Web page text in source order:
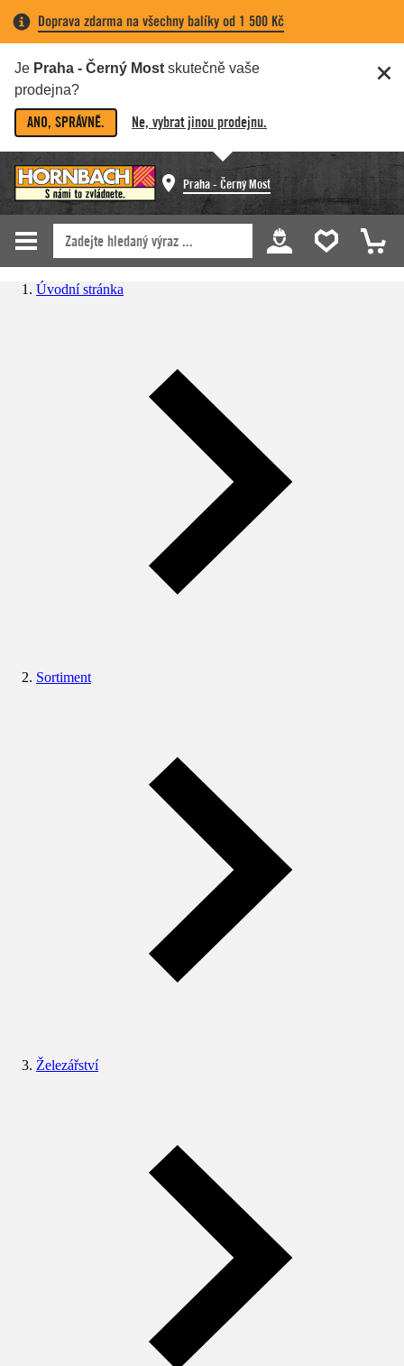
Doprava zdarma na všechny balíky od 1 500 Kč
Je Praha - Černý Most skutečně vaše
prodejna?
ANO, SPRÁVNĚ. Ne, vybrat jinou prodejnu.
Praha - Černý Most
Úvodní stránka
Sortiment
Železářství